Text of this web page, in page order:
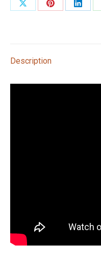
PartagerPartager
Description